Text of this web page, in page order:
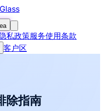
私政策服务使用条款
客户区
除指南